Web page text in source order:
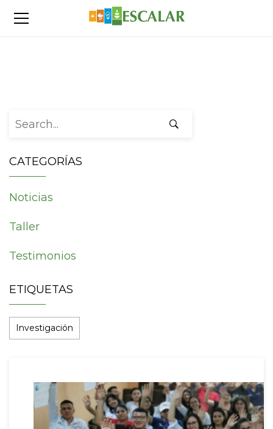
Search for:
CATEGORÍAS
Noticias
Taller
Testimonios
ETIQUETAS
Investigación